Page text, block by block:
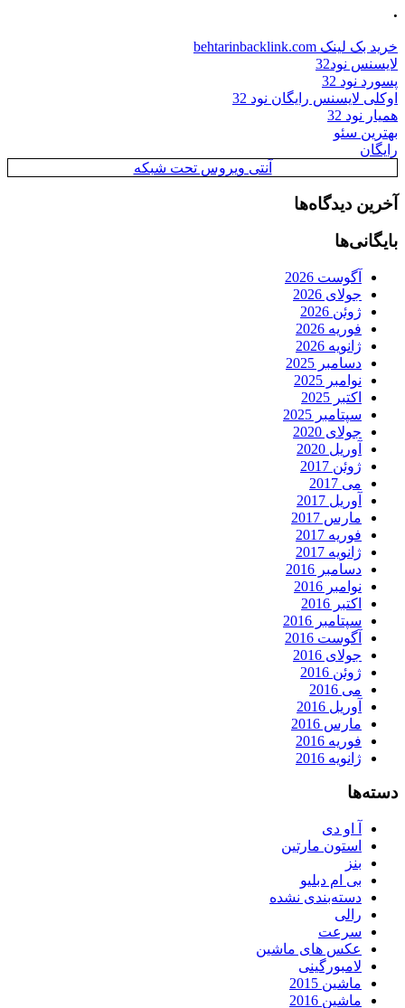
.
خرید بک لینک behtarinbacklink.com
لایسنس نود32
پسورد نود 32
اوکلی لایسنس رایگان نود 32
همیار نود 32
بهترین سئو
رایگان
آنتی ویروس تحت شبکه
آخرین دیدگاه‌ها
بایگانی‌ها
آگوست 2026
جولای 2026
ژوئن 2026
فوریه 2026
ژانویه 2026
دسامبر 2025
نوامبر 2025
اکتبر 2025
سپتامبر 2025
جولای 2020
آوریل 2020
ژوئن 2017
می 2017
آوریل 2017
مارس 2017
فوریه 2017
ژانویه 2017
دسامبر 2016
نوامبر 2016
اکتبر 2016
سپتامبر 2016
آگوست 2016
جولای 2016
ژوئن 2016
می 2016
آوریل 2016
مارس 2016
فوریه 2016
ژانویه 2016
دسته‌ها
آ او دی
استون مارتین
بنز
بی ام دبلیو
دسته‌بندی نشده
رالی
سرعت
عکس های ماشین
لامبورگینی
ماشین 2015
ماشین 2016